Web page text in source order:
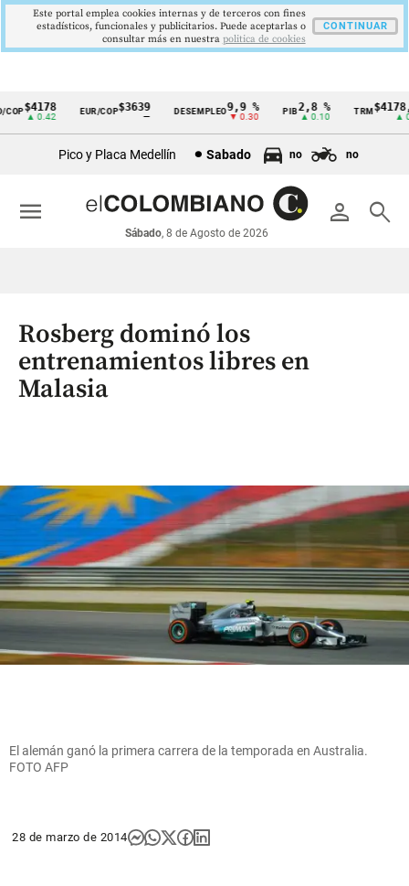
Cintillo
económicos
Colombia
$4178
▲ 0.42
EUR/COP$3639 DESEMPLEO 9,9 %
▼ 0.30
2,8 %
▲ 0.10
TRM
▲
Pico y Placa Medellín Sabado no no
person search
Sábado, 8 de Agosto de 2026
menu
Rosberg dominó los
entrenamientos libres en
Malasia
El alemán ganó la primera carrera de la temporada en Australia.
FOTO AFP
28 de marzo de 2014
Este portal emplea cookies internas y de terceros con fines
estadísticos, funcionales y publicitarios. Puede aceptarlas o
consultar más en nuestra politica de cookies
CONTINUAR